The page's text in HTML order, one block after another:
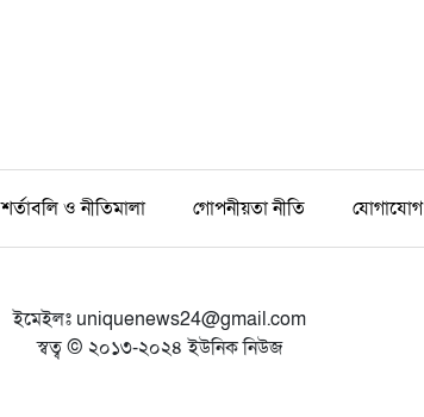
শর্তাবলি ও নীতিমালা গোপনীয়তা নীতি যোগাযোগ
ইমেইলঃ uniquenews24@gmail.com
স্বত্ব © ২০১৩-২০২৪ ইউনিক নিউজ